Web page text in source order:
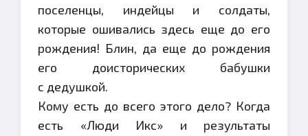
поселенцы, индейцы и солдаты,
которые ошивались здесь еще до его
рождения! Блин, да еще до рождения
его доисторических бабушки
с дедушкой.
Кому есть до всего этого дело? Когда
есть «Люди Икс» и результаты